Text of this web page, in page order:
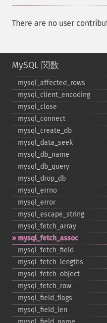
There are no user
MySQL 関数
mysql_​affected_​rows
mysql_​client_​encoding
mysql_​close
mysql_​connect
mysql_​create_​db
mysql_​data_​seek
mysql_​db_​name
mysql_​db_​query
mysql_​drop_​db
mysql_​errno
mysql_​error
mysql_​escape_​string
mysql_​fetch_​array
mysql_​fetch_​assoc
mysql_​fetch_​field
mysql_​fetch_​lengths
mysql_​fetch_​object
mysql_​fetch_​row
mysql_​field_​flags
mysql_​field_​len